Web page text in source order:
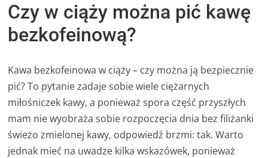
Czy w ciąży można pić kawę
bezkofeinową?
Kawa bezkofeinowa w ciąży – czy można ją bezpiecznie
pić? To pytanie zadaje sobie wiele ciężarnych
miłośniczek kawy, a ponieważ spora część przyszłych
mam nie wyobraża sobie rozpoczęcia dnia bez filiżanki
świeżo zmielonej kawy, odpowiedź brzmi: tak. Warto
jednak mieć na uwadze kilka wskazówek, ponieważ